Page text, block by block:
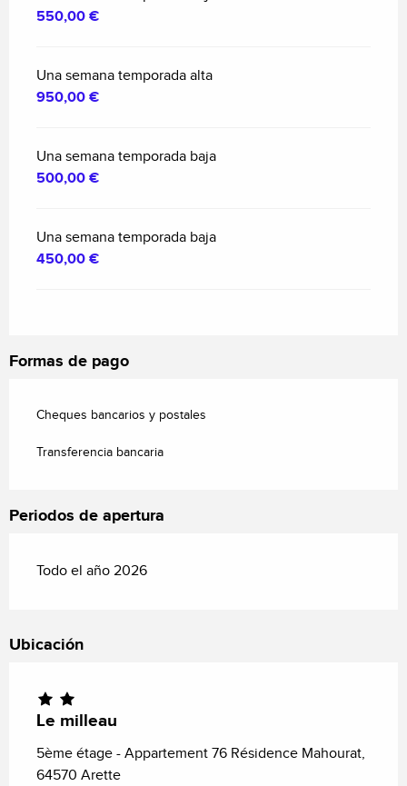
550,00 €
Una semana temporada alta
950,00 €
Una semana temporada baja
500,00 €
Una semana temporada baja
450,00 €
Formas de pago
Cheques bancarios y postales
Transferencia bancaria
Periodos de apertura
Todo el año 2026
Ubicación
Le milleau
5ème étage - Appartement 76 Résidence Mahourat,
64570 Arette